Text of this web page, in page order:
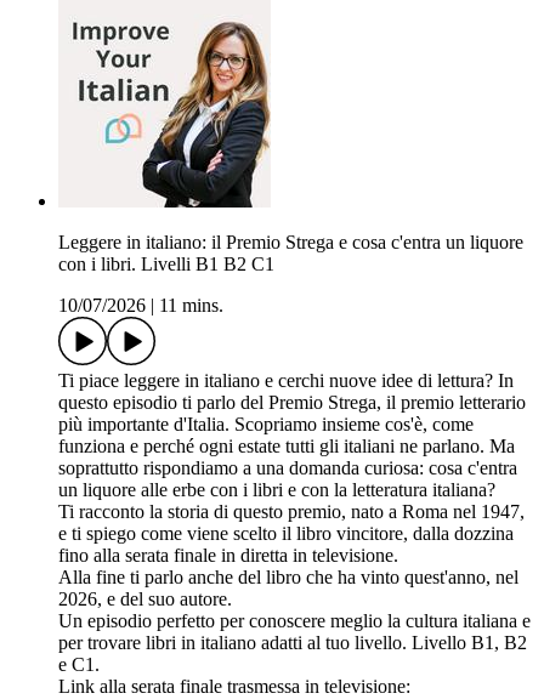
Leggere in italiano: il Premio Strega e cosa c'entra un liquore
con i libri. Livelli B1 B2 C1
10/07/2026
11 mins.
Ti piace leggere in italiano e cerchi nuove idee di lettura? In
questo episodio ti parlo del Premio Strega, il premio letterario
più importante d'Italia. Scopriamo insieme cos'è, come
funziona e perché ogni estate tutti gli italiani ne parlano. Ma
soprattutto rispondiamo a una domanda curiosa: cosa c'entra
un liquore alle erbe con i libri e con la letteratura italiana?
Ti racconto la storia di questo premio, nato a Roma nel 1947,
e ti spiego come viene scelto il libro vincitore, dalla dozzina
fino alla serata finale in diretta in televisione.
Alla fine ti parlo anche del libro che ha vinto quest'anno, nel
2026, e del suo autore.
Un episodio perfetto per conoscere meglio la cultura italiana e
per trovare libri in italiano adatti al tuo livello. Livello B1, B2
e C1.
Link alla serata finale trasmessa in televisione: